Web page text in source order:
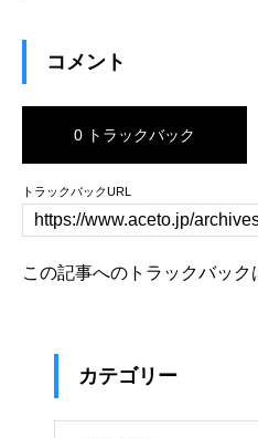
コメント
0 トラックバック
トラックバックURL
この記事へのトラックバック
カテゴリー